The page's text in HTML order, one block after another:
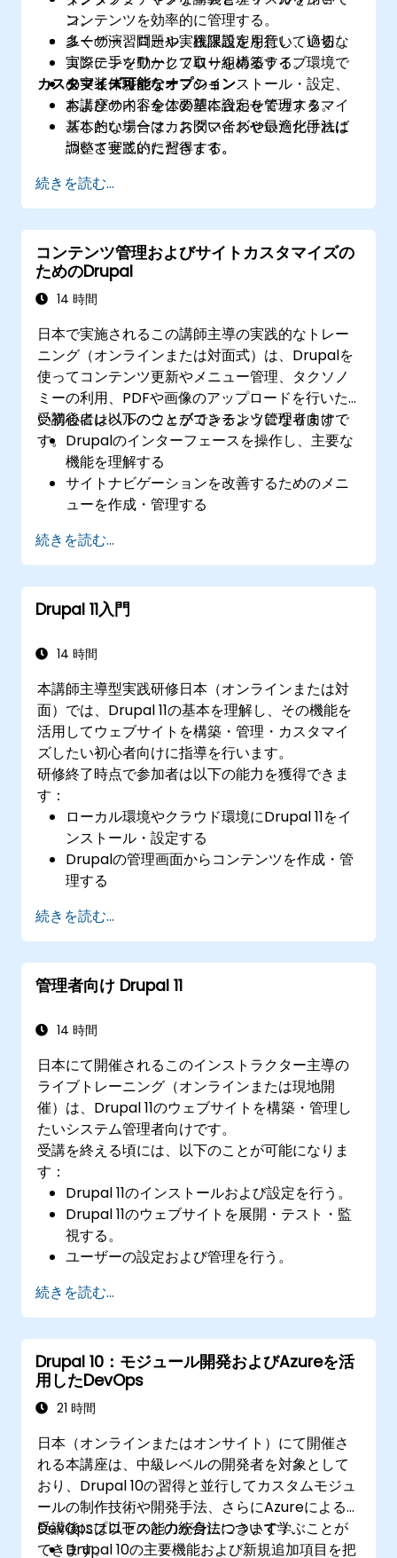
コンテンツを効率的に管理する。
ユーザー、ロール、権限設定を行い、適切な
コンテンツワークフローを構築する。
モジュールやテーマのインストール・設定、
およびサイト全体の基本設定を管理する。
基本的なテーマカスタマイズや最適化手法に
ついて実践的に習得する。
ン。
多くの演習問題や実践課題を用意している。
実際に手を動かして取り組めるライブ環境で
の実装体験。
カスタマイズ可能なオプション
本講座の内容をご要望に合わせてカスタマイ
ズしたい場合は、お問い合わせいただければ
調整させていただきます。
続きを読む...
コンテンツ管理およびサイトカスタマイズの
ためのDrupal
14 時間
日本で実施されるこの講師主導の実践的なトレー
ニング（オンラインまたは対面式）は、Drupalを
使ってコンテンツ更新やメニュー管理、タクソノ
ミーの利用、PDFや画像のアップロードを行いた
い初心者レベルのウェブコンテンツ管理者向けで
す。
受講後には以下のことができるようになります：
Drupalのインターフェースを操作し、主要な
機能を理解する
サイトナビゲーションを改善するためのメニ
ューを作成・管理する
タクソノミーを活用する
PDF、画像、その他のメディアファイルをア
ップロード・管理する
図書館ウェブサイト用の基本的なコンテンツ
続きを読む...
Drupal 11入門
14 時間
本講師主導型実践研修日本（オンラインまたは対
面）では、Drupal 11の基本を理解し、その機能を
活用してウェブサイトを構築・管理・カスタマイ
ズしたい初心者向けに指導を行います。
研修終了時点で参加者は以下の能力を獲得できま
す：
ローカル環境やクラウド環境にDrupal 11をイ
ンストール・設定する
Drupalの管理画面からコンテンツを作成・管
理する
タマイズする
モジュールやプラグインによって機能拡張を
行う
ユーザーロール、権限設定、およびサイトセ
Drupal 11サイトを効果的に展開・維持管理す
続きを読む...
管理者向け Drupal 11
14 時間
日本にて開催されるこのインストラクター主導の
ライブトレーニング（オンラインまたは現地開
催）は、Drupal 11のウェブサイトを構築・管理し
たいシステム管理者向けです。
受講を終える頃には、以下のことが可能になりま
す：
Drupal 11のインストールおよび設定を行う。
Drupal 11のウェブサイトを展開・テスト・監
視する。
ユーザーの設定および管理を行う。
保する。
Drupal 11のウェブサイトのパフォーマンスを
最適化する。
定期的なバックアップ処理を行う。
多言語版やモバイル向けなど、複数バージョ
ンの Drupal 11サイトを展開する。
続きを読む...
Drupal 10：モジュール開発およびAzureを活
用したDevOps
21 時間
日本（オンラインまたはオンサイト）にて開催さ
れる本講座は、中級レベルの開発者を対象として
おり、Drupal 10の習得と並行してカスタムモジュ
ールの制作技術や開発手法、さらにAzureによる
DevOpsプロセスとの統合法について学ぶことが
できます。
受講後には以下の能力が身につきます：
Drupal 10の主要機能および新規追加項目を把